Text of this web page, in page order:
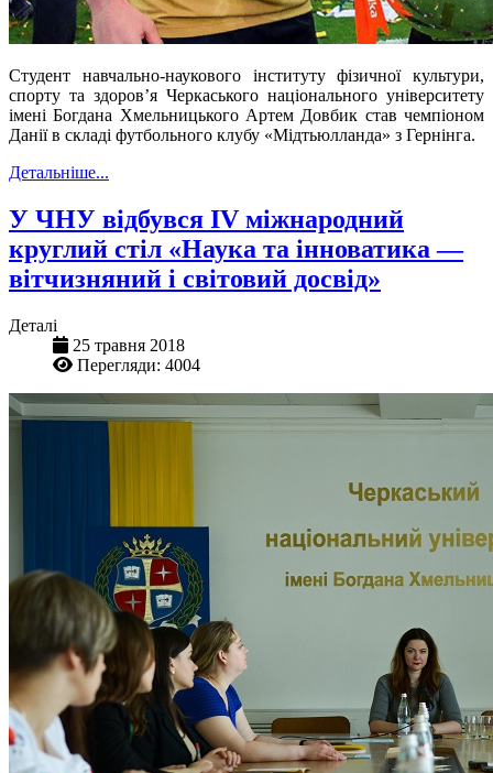
Студент навчально-наукового інституту фізичної культури,
спорту та здоров’я Черкаського національного університету
імені Богдана ХмельницькогоАртем Довбик став чемпіоном
Данії в складі футбольного клубу «Мідтьюлланда» з Гернінга.
Детальніше...
У ЧНУ відбувся IV міжнародний
круглий стіл «Наука та інноватика —
вітчизняний і світовий досвід»
Деталі
25 травня 2018
Перегляди: 4004